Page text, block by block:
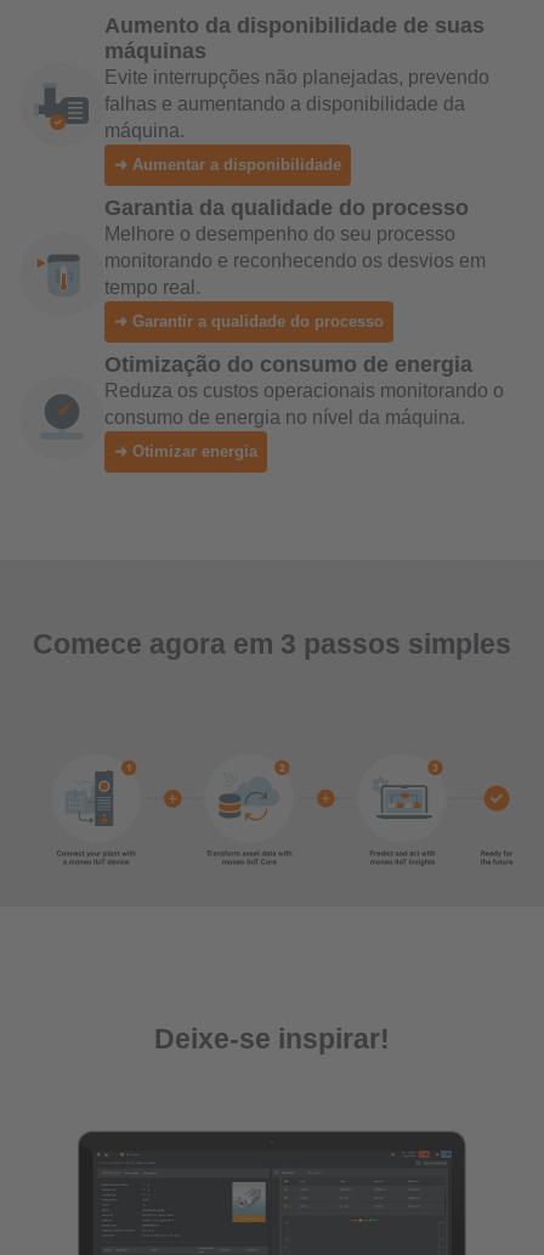
Aumento da disponibilidade de suas
máquinas
Evite interrupções não planejadas, prevendo
falhas e aumentando a disponibilidade da
máquina.
➜ Aumentar a disponibilidade
Garantia da qualidade do processo
Melhore o desempenho do seu processo
monitorando e reconhecendo os desvios em
tempo real.
➜ Garantir a qualidade do processo
Otimização do consumo de energia
Reduza os custos operacionais monitorando o
consumo de energia no nível da máquina.
➜ Otimizar energia
Comece agora em 3 passos simples
Deixe-se inspirar!